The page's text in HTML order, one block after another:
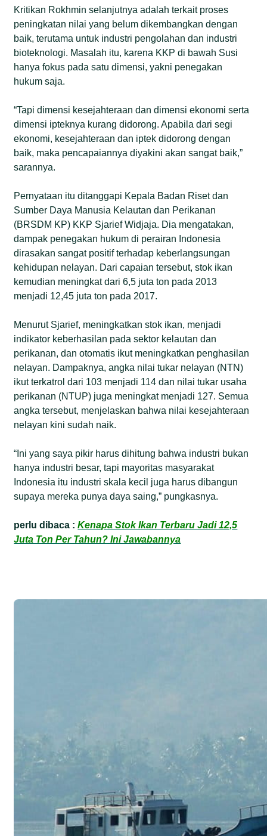
Kritikan Rokhmin selanjutnya adalah terkait proses
peningkatan nilai yang belum dikembangkan dengan
baik, terutama untuk industri pengolahan dan industri
bioteknologi. Masalah itu, karena KKP di bawah Susi
hanya fokus pada satu dimensi, yakni penegakan
hukum saja.
“Tapi dimensi kesejahteraan dan dimensi ekonomi serta
dimensi ipteknya kurang didorong. Apabila dari segi
ekonomi, kesejahteraan dan iptek didorong dengan
baik, maka pencapaiannya diyakini akan sangat baik,”
sarannya.
Pernyataan itu ditanggapi Kepala Badan Riset dan
Sumber Daya Manusia Kelautan dan Perikanan
(BRSDM KP) KKP Sjarief Widjaja. Dia mengatakan,
dampak penegakan hukum di perairan Indonesia
dirasakan sangat positif terhadap keberlangsungan
kehidupan nelayan. Dari capaian tersebut, stok ikan
kemudian meningkat dari 6,5 juta ton pada 2013
menjadi 12,45 juta ton pada 2017.
Menurut Sjarief, meningkatkan stok ikan, menjadi
indikator keberhasilan pada sektor kelautan dan
perikanan, dan otomatis ikut meningkatkan penghasilan
nelayan. Dampaknya, angka nilai tukar nelayan (NTN)
ikut terkatrol dari 103 menjadi 114 dan nilai tukar usaha
perikanan (NTUP) juga meningkat menjadi 127. Semua
angka tersebut, menjelaskan bahwa nilai kesejahteraan
nelayan kini sudah naik.
“Ini yang saya pikir harus dihitung bahwa industri bukan
hanya industri besar, tapi mayoritas masyarakat
Indonesia itu industri skala kecil juga harus dibangun
supaya mereka punya daya saing,” pungkasnya.
perlu dibaca :Kenapa Stok Ikan Terbaru Jadi 12,5
Juta Ton Per Tahun? Ini Jawabannya